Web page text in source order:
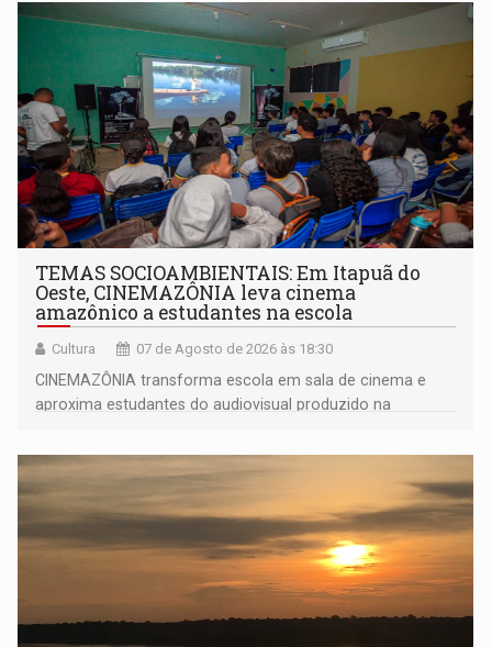
TEMAS SOCIOAMBIENTAIS: Em Itapuã do
Oeste, CINEMAZÔNIA leva cinema
amazônico a estudantes na escola
Cultura 07 de Agosto de 2026 às 18:30
CINEMAZÔNIA transforma escola em sala de cinema e
aproxima estudantes do audiovisual produzido na